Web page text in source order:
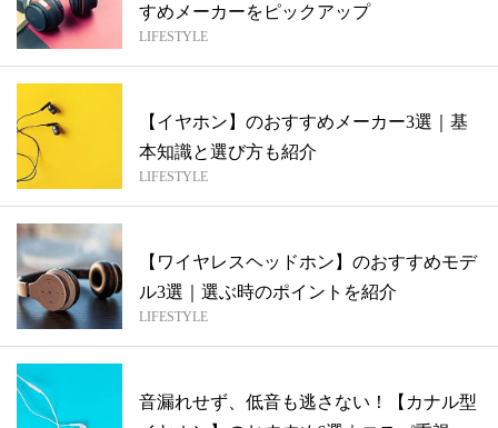
すめメーカーをピックアップ
LIFESTYLE
【イヤホン】のおすすめメーカー3選｜基
本知識と選び方も紹介
LIFESTYLE
【ワイヤレスヘッドホン】のおすすめモデ
ル3選｜選ぶ時のポイントを紹介
LIFESTYLE
音漏れせず、低音も逃さない！【カナル型